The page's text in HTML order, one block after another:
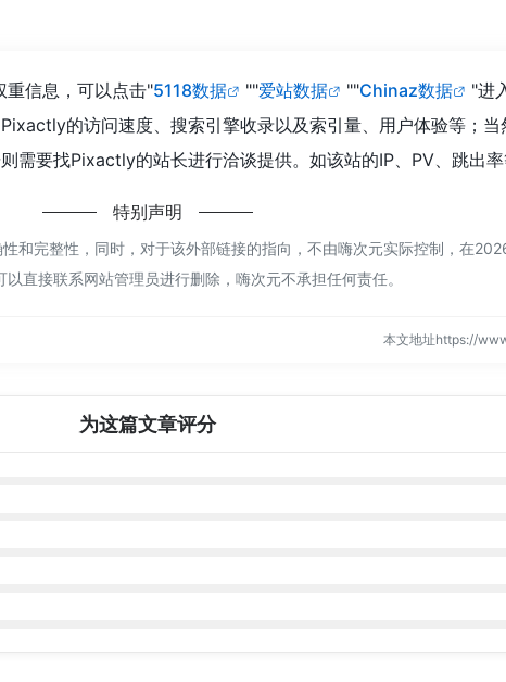
信息，可以点击"5118数据 ""爱站数据 ""Chinaz数据
"进
的访问速度、搜索引擎收录以及索引量、用户体验等；
需要找Pixactly的站长进行洽谈提供。如该站的IP、PV、跳出率
特别声明
和完整性，同时，对于该外部链接的指向，不由嗨次元实际控制，在
直接联系网站管理员进行删除，嗨次元不承担任何责任。
本文地址https://
为这篇文章评分